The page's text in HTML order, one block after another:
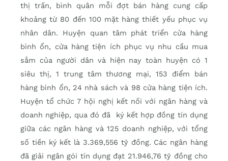
thị trấn, bình quân mỗi đợt bán hàng cung cấp
khoảng từ 80 đến 100 mặt hàng thiết yếu phục vụ
nhân dân. Huyện quan tâm phát triển cửa hàng
bình ổn, cửa hàng tiện ích phục vụ nhu cầu mua
sắm của người dân và hiện nay toàn huyện có 1
siêu thị, 1 trung tâm thương mại, 153 điểm bán
hàng bình ổn, 24 nhà sách và 98 cửa hàng tiện ích.
Huyện tổ chức 7 hội nghị kết nối với ngân hàng và
doanh nghiệp, qua đó đã ký kết hợp đồng tín dụng
giữa các ngân hàng và 125 doanh nghiệp, với tổng
số tiền ký kết là 3.369,556 tỷ đồng. Các ngân hàng
đã giải ngân gói tín dụng đạt 21.946,76 tỷ đồng cho